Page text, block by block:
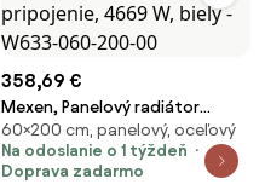
358,69 €
Mexen, Panelový radiátor
Mexen CV33 600 x 2000 mm,
spodné pripojenie, 4669 W,
biely - W633-060-200-00
60×200 cm, panelový, oceľový
Na odoslanie o 1 týždeň
Doprava zadarmo